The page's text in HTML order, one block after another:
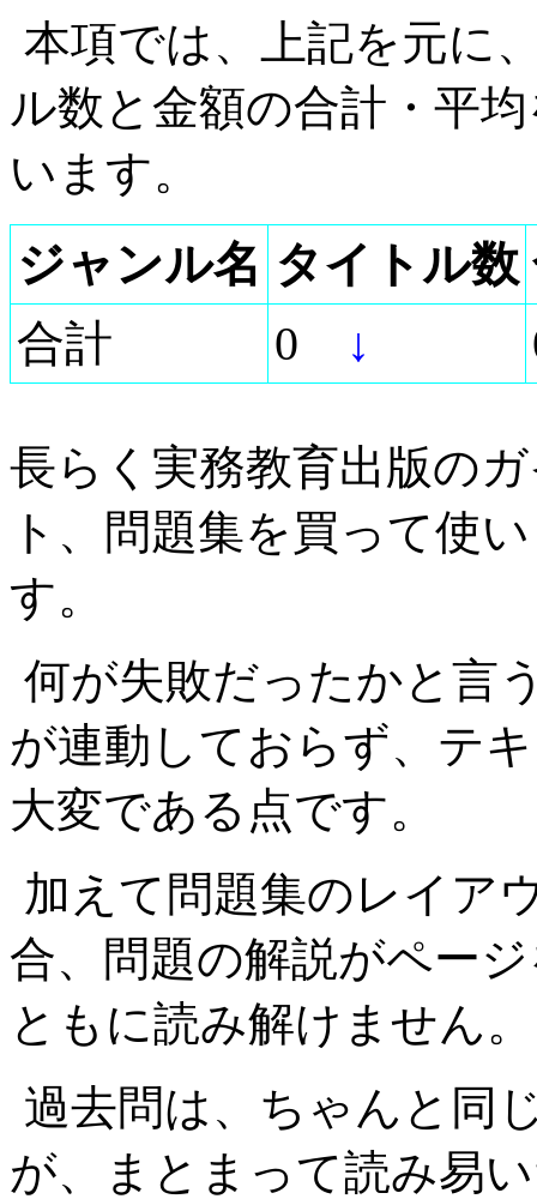
本項では、上記を元に
ル数と金額の合計・平
います。
ジャンル名 タイトル数
合計
0 ↓
長らく実務教育出版の
ト、問題集を買って使
す。
何が失敗だったかと言
が連動しておらず、テ
大変である点です。
加えて問題集のレイア
合、問題の解説がペー
ともに読み解けません。
過去問は、ちゃんと同
が、まとまって読み易